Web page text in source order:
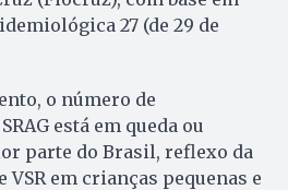
27 (de 29 de
o número de
está em queda ou
parte do Brasil, reflexo da
VSR em crianças pequenas e